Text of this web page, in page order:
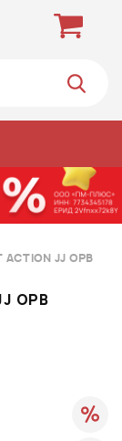
ACTION JJ OPB
OPB